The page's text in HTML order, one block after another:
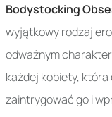
Bodystocking
wyjątkowy rodzaj
odważnym
każdej kobiety,
zaintrygować go i